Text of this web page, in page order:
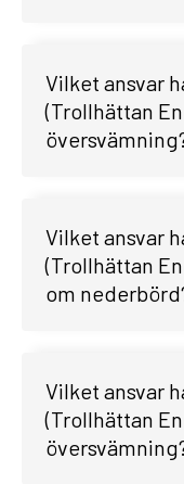
Vilket ansvar
(Trollhättan Energi)
Vilket ansvar
(Trollhättan
om
Vilket ansvar
(Trollhättan